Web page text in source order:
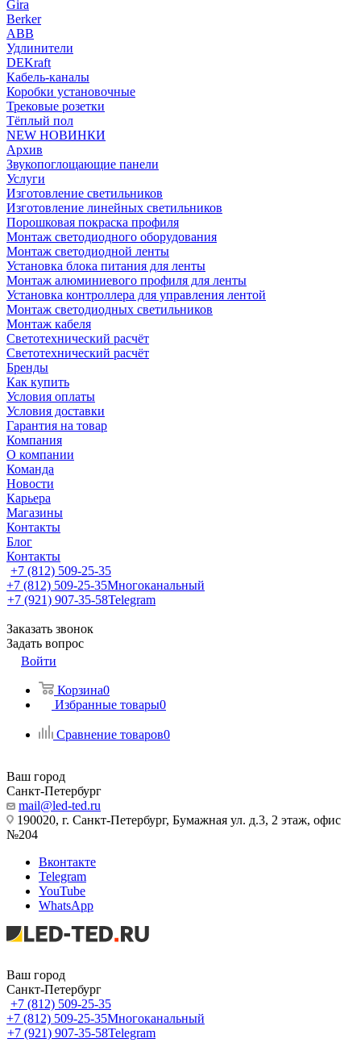
Gira
Berker
ABB
Удлинители
DEKraft
Кабель-каналы
Коробки установочные
Трековые розетки
Тёплый пол
NEW НОВИНКИ
Архив
Звукопоглощающие панели
Услуги
Изготовление светильников
Изготовление линейных светильников
Порошковая покраска профиля
Монтаж светодиодного оборудования
Монтаж светодиодной ленты
Установка блока питания для ленты
Монтаж алюминиевого профиля для ленты
Установка контроллера для управления лентой
Монтаж светодиодных светильников
Монтаж кабеля
Светотехнический расчёт
Светотехнический расчёт
Бренды
Как купить
Условия оплаты
Условия доставки
Гарантия на товар
Компания
О компании
Команда
Новости
Карьера
Магазины
Контакты
Блог
Контакты
+7 (812) 509-25-35
+7 (812) 509-25-35Многоканальный
+7 (921) 907-35-58Telegram
Заказать звонок
Задать вопрос
Войти
Корзина0
Избранные товары0
Сравнение товаров0
Ваш город
Санкт-Петербург
mail@led-ted.ru
190020, г. Санкт-Петербург, Бумажная ул. д.3, 2 этаж, офис
№204
Вконтакте
Telegram
YouTube
WhatsApp
Ваш город
Санкт-Петербург
+7 (812) 509-25-35
+7 (812) 509-25-35Многоканальный
+7 (921) 907-35-58Telegram